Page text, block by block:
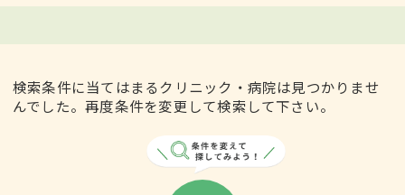
検索条件に当てはまるクリニック・病院は見つかりませ
んでした。再度条件を変更して検索して下さい。